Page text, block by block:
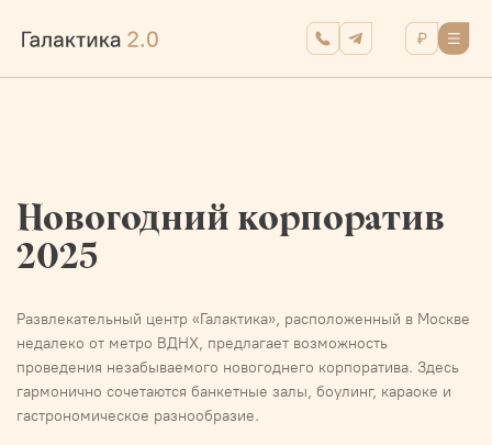
Новогодний корпоратив
2025
Развлекательный центр «Галактика», расположенный в Москве
недалеко от метро ВДНХ, предлагает возможность
проведения незабываемого новогоднего корпоратива. Здесь
гармонично сочетаются банкетные залы, боулинг, караоке и
гастрономическое разнообразие.